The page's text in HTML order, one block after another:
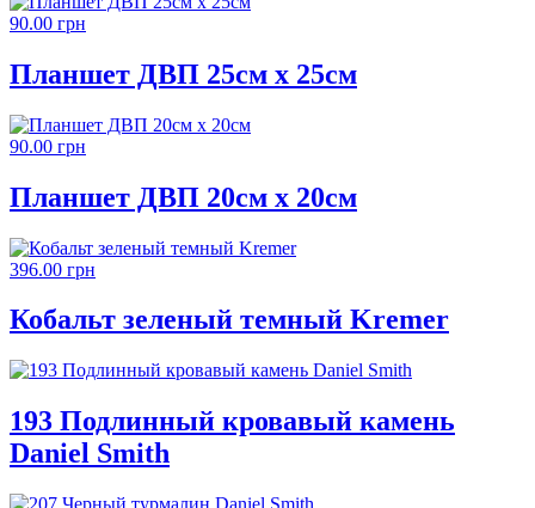
90.00 грн
Планшет ДВП 25см х 25см
90.00 грн
Планшет ДВП 20см х 20см
396.00 грн
Кобальт зеленый темный Kremer
193 Подлинный кровавый камень
Daniel Smith